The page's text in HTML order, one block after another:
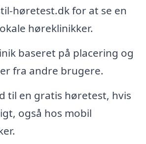
høretest.dk for at se en
høreklinikker.
baseret på placering og
fra andre brugere.
til en gratis høretest, hvis
også hos mobil